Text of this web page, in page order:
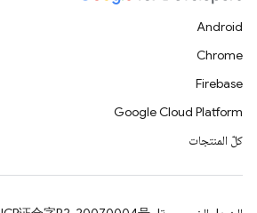
Android
Chrome
Firebase
Google Cloud Platform
كلّ المنتجات